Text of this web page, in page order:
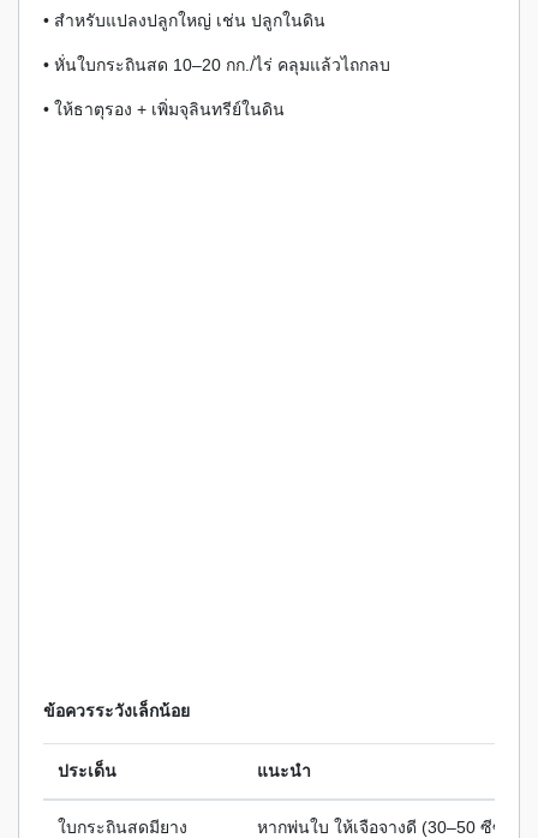
• สำหรับแปลงปลูกใหญ่ เช่น ปลูกในดิน
• หั่นใบกระถินสด 10–20 กก./ไร่ คลุมแล้วไถกลบ
• ให้ธาตุรอง + เพิ่มจุลินทรีย์ในดิน
ข้อควรระวังเล็กน้อย
ประเด็น แนะนำ
ใบกระถินสดมียาง หากพ่นใบ ให้เจือจางดี (30–50 ซีซี/20